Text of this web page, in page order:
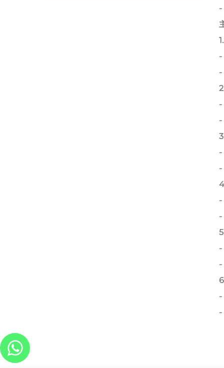
-
-
-
-
-
-
-
-
-
-
-
-
-